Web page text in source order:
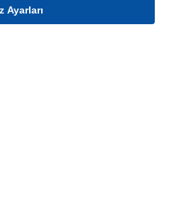
Ekle
Ayarları